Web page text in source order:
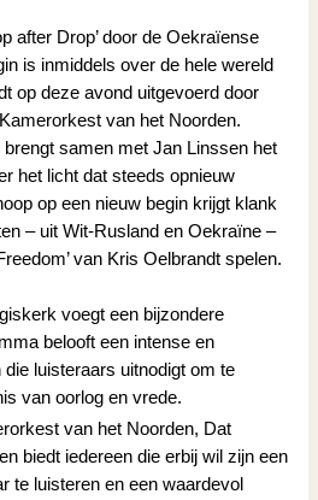
after Drop’ door de Oekraïense
is inmiddels over de hele wereld
op deze avond uitgevoerd door
van het Noorden.
samen met Jan Linssen het
het licht dat steeds opnieuw
op een nieuw begin krijgt klank
– uit Wit-Rusland en Oekraïne –
van Kris Oelbrandt spelen.
voegt een bijzondere
belooft een intense en
luisteraars uitnodigt om te
van oorlog en vrede.
van het Noorden, Dat
biedt iedereen die erbij wil zijn een
te luisteren en een waardevol